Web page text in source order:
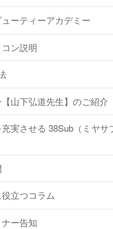
ーティーアカデミー
ン説明
山下弘道先生】のご紹介
実させる 38Sub（ミヤ
立つコラム
ー告知